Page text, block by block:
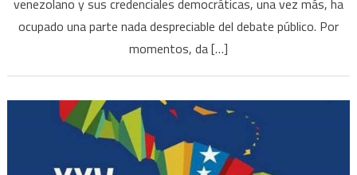
venezolano y sus credenciales democráticas, una vez más, ha
ocupado una parte nada despreciable del debate público. Por
momentos, da […]